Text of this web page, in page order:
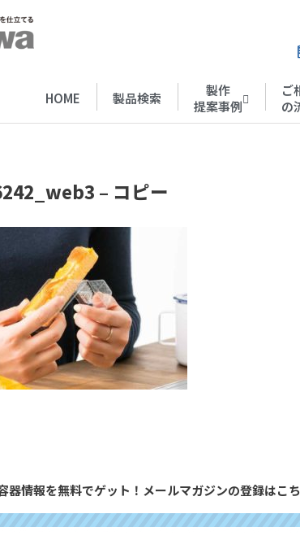
HOME 製品検索
製作
提案事例
ご
の
– コピー
情報を無料でゲット！メールマガジンの登録はこち